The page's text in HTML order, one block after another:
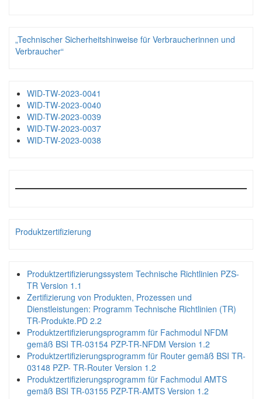
„Technischer Sicherheitshinweise für Verbraucherinnen und
Verbraucher“
WID-TW-2023-0041
WID-TW-2023-0040
WID-TW-2023-0039
WID-TW-2023-0037
WID-TW-2023-0038
Produktzertifizierung
Produktzertifizierungssystem Technische Richtlinien PZS-
TR Version 1.1
Zertifizierung von Produkten, Prozessen und
Dienstleistungen: Programm Technische Richtlinien (TR)
TR-Produkte.PD 2.2
Produktzertifizierungsprogramm für Fachmodul NFDM
gemäß BSI TR-03154 PZP-TR-NFDM Version 1.2
Produktzertifizierungsprogramm für Router gemäß BSI TR-
03148 PZP- TR-Router Version 1.2
Produktzertifizierungsprogramm für Fachmodul AMTS
gemäß BSI TR-03155 PZP-TR-AMTS Version 1.2